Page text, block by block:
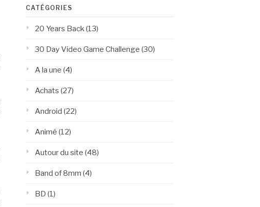
CATÉGORIES
20 Years Back (13)
30 Day Video Game Challenge (30)
A la une (4)
Achats (27)
Android (22)
Animé (12)
Autour du site (48)
Band of 8mm (4)
BD (1)